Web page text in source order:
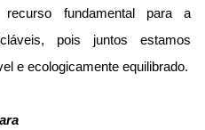
fundamental para a
pois juntos estamos
e ecologicamente equilibrado.